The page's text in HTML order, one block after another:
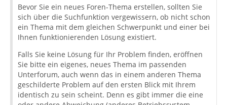
Bevor Sie ein neues Foren-Thema erstellen, sollten Sie
sich über die Suchfunktion vergewissern, ob nicht schon
ein Thema mit dem gleichen Schwerpunkt und einer bei
Ihnen funktionierenden Lösung existiert.
Falls Sie keine Lösung für Ihr Problem finden, eröffnen
Sie bitte ein eigenes, neues Thema im passenden
Unterforum, auch wenn das in einem anderen Thema
geschilderte Problem auf den ersten Blick mit Ihrem
identisch zu sein scheint. Denn es gibt immer die eine